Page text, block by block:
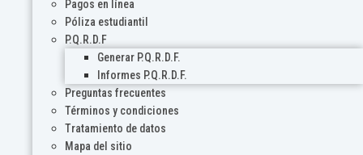
Pagos en línea
Póliza estudiantil
P.Q.R.D.F
Generar P.Q.R.D.F.
Informes P.Q.R.D.F.
Preguntas frecuentes
Términos y condiciones
Tratamiento de datos
Mapa del sitio